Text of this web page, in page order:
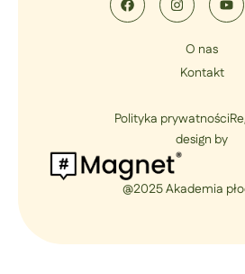
O nas
Kontakt
@2025 Akademia
Polityka prywatności
design by